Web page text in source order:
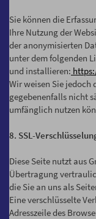
Sie können die
Ihre Nutzung der
der anonymisierten
unter dem folgenden
und installieren:
Wir weisen Sie jedoch
gegebenenfalls nicht
umfänglich nutzen
8. SSL-
Diese Seite nutzt aus
Übertragung
die Sie an uns als
Eine verschlüsselte
Adresszeile des